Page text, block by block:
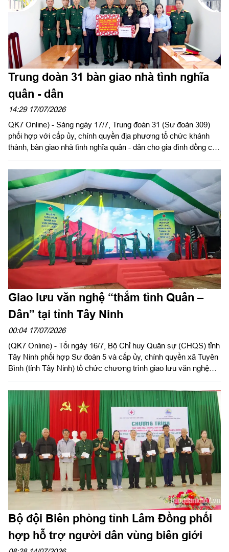
Trung đoàn 31 bàn giao nhà tình nghĩa
quân - dân
14:29 17/07/2026
QK7 Online) - Sáng ngày 17/7, Trung đoàn 31 (Sư đoàn 309)
phối hợp với cấp ủy, chính quyền địa phương tổ chức khánh
thành, bàn giao nhà tình nghĩa quân - dân cho gia đình đồng chí
Bình Minh, thành phố Đồng Nai.
Giao lưu văn nghệ “thắm tình Quân –
Dân” tại tỉnh Tây Ninh
00:04 17/07/2026
(QK7 Online) - Tối ngày 16/7, Bộ Chỉ huy Quân sự (CHQS) tỉnh
Tây Ninh phối hợp Sư đoàn 5 và cấp ủy, chính quyền xã Tuyên
Bình (tỉnh Tây Ninh) tổ chức chương trình giao lưu văn nghệ
hành quân dã ngoại làm công tác dân vận đợt 1 năm 2026.
Bộ đội Biên phòng tỉnh Lâm Đồng phối
hợp hỗ trợ người dân vùng biên giới